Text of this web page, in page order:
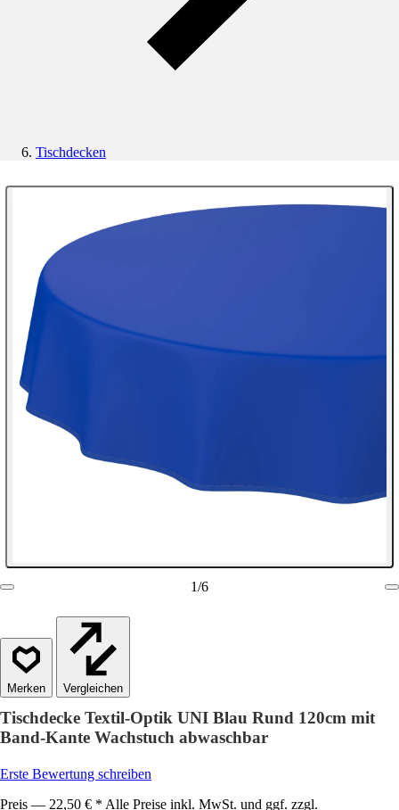
Tischdecken
1/6
Vergleichen
Tischdecke Textil-Optik UNI Blau Rund 120cm mit
Band-Kante Wachstuch abwaschbar
Erste Bewertung schreiben
Preis — 22,50 € * Alle Preise inkl. MwSt. und ggf. zzgl.